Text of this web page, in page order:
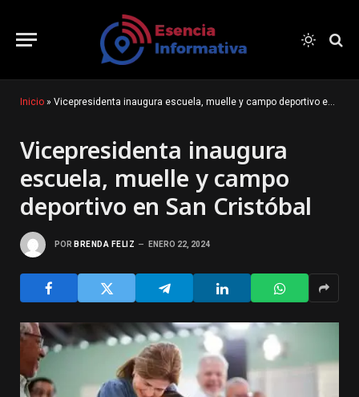
Inicio » Vicepresidenta inaugura escuela, muelle y campo deportivo en San Cristóbal
Vicepresidenta inaugura
escuela, muelle y campo
deportivo en San Cristóbal
POR BRENDA FELIZ ENERO 22, 2024